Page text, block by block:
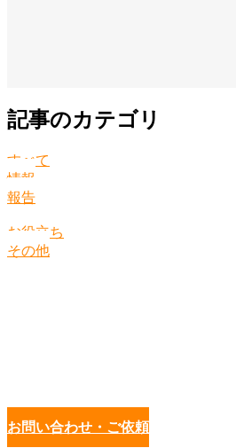
記事のカテゴリ
すべて
情報
報告
お役立ち
その他
お問い合わせ・ご依頼